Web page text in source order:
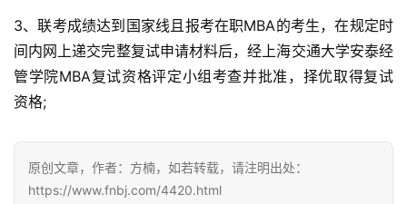
闻
M
B
申
请
公
3、联考成绩达到国家线且报考在职MBA的考生，在规定时
间内网上递交完整复试申请材料后，经上海交通大学安泰经
管学院MBA复试资格评定小组考查并批准，择优取得复试
资格;
原创文章，作者：方楠，如若转载，请注明出处：
https://www.fnbj.com/4420.html